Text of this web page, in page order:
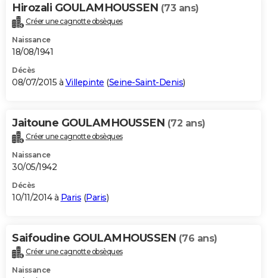
Hirozali GOULAMHOUSSEN (73 ans)
Créer une cagnotte obsèques
Naissance
18/08/1941
Décès
08/07/2015 à Villepinte (Seine-Saint-Denis)
Jaitoune GOULAMHOUSSEN (72 ans)
Créer une cagnotte obsèques
Naissance
30/05/1942
Décès
10/11/2014 à Paris (Paris)
Saifoudine GOULAMHOUSSEN (76 ans)
Créer une cagnotte obsèques
Naissance